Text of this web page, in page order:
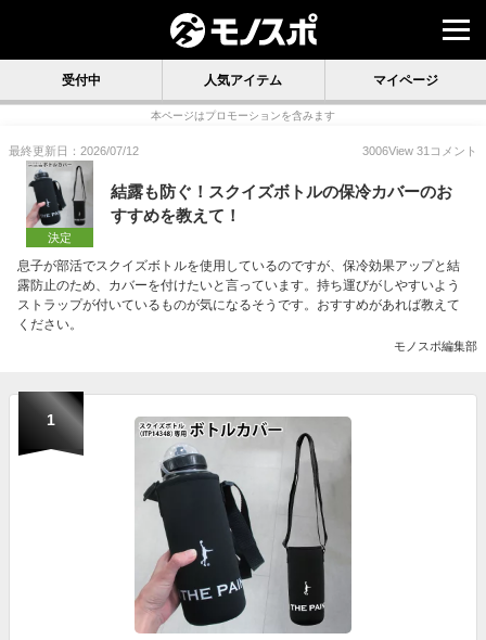
受付中 人気アイテム マイページ
本ページはプロモーションを含みます
最終更新日：2026/07/12 3006View 31 コメント
決定
結露も防ぐ！スクイズボトルの保冷カバーのお
すすめを教えて！
息子が部活でスクイズボトルを使用しているのですが、保冷効果アップと結
露防止のため、カバーを付けたいと言っています。持ち運びがしやすいよう
ストラップが付いているものが気になるそうです。おすすめがあれば教えて
ください。
モノスポ編集部
1